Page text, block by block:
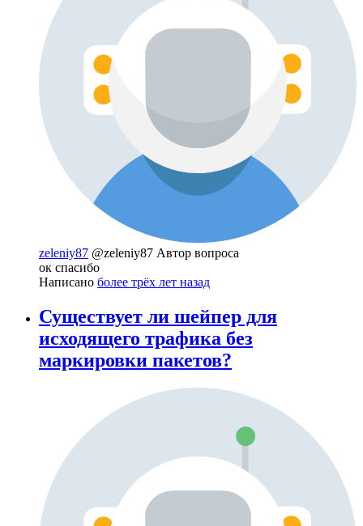
zeleniy87 @zeleniy87 Автор вопроса
ок спасибо
Написано более трёх лет назад
Существует ли шейпер для
исходящего трафика без
маркировки пакетов?